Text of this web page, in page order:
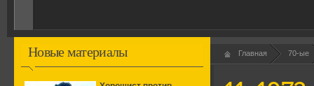
Новые материалы Главная 70-ые